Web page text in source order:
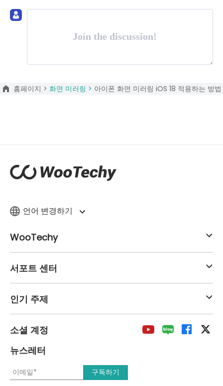
Join the discussion!
홈페이지 > 화면 미러링 > 아이폰 화면 미러링 iOS 18 적용하는 방법
언어 변경하기
WooTechy
서포트 센터
인기 주제
소셜 계정
뉴스레터